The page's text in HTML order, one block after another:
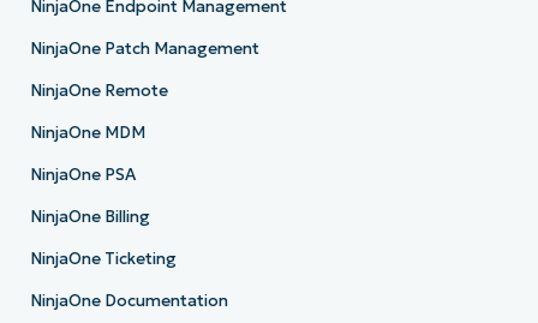
NinjaOne Endpoint Management
NinjaOne Patch Management
NinjaOne Remote
NinjaOne MDM
NinjaOne PSA
NinjaOne Billing
NinjaOne Ticketing
NinjaOne Documentation